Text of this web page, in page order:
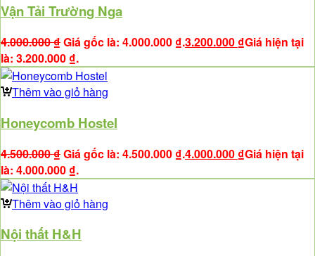
Vận Tải Trường Nga
4.000.000₫Giá gốc là: 4.000.000 ₫.3.200.000 ₫Giá hiện tại
là: 3.200.000 ₫.
Thêm vào giỏ hàng
Honeycomb Hostel
4.500.000₫Giá gốc là: 4.500.000 ₫.4.000.000 ₫Giá hiện tại
là: 4.000.000 ₫.
Thêm vào giỏ hàng
Nội thất H&H